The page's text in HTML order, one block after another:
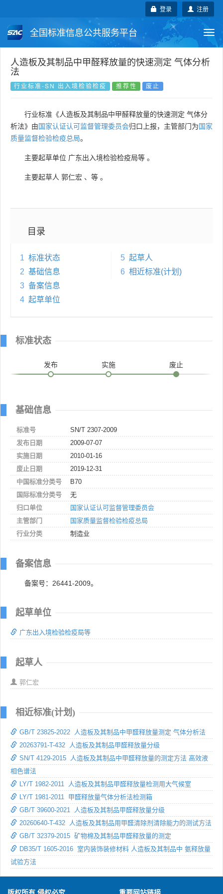
注册
登录
全国标准信息公共服务平台
国家标准 行业标准 地方标准
团体标准 企业标准
国外标准 技术委员会
人造板及其制品中甲醛释放量的快速测定 气体分析
法
行业标准-SN 出入境检验检疫 推荐性 废止
行业标准《人造板及其制品中甲醛释放量的快速测定 气体分
析法》由国家认证认可监督管理委员会归口上报，主管部门为国家
质量监督检验检疫总局。
主要起草单位 广东出入境检验检疫局等 。
主要起草人 郭仁宏 、 等 。
目录
1 标准状态
2 基础信息
3 备案信息
4 起草单位
5 起草人
6 相近标准(计划)
标准状态
发布 实施 废止
基础信息
标准号
SN/T 2307-2009
发布日期
2009-07-07
实施日期
2010-01-16
废止日期
2019-12-31
中国标准分类号
B70
国际标准分类号
无
归口单位
国家认证认可监督管理委员会
主管部门
国家质量监督检验检疫总局
行业分类
制造业
备案信息
备案号：26441-2009。
起草单位
广东出入境检验检疫局等
起草人
郭仁宏
相近标准(计划)
GB/T 23825-2022 人造板及其制品中甲醛释放量测定 气体分析法
20263791-T-432 人造板及其制品甲醛释放量分级
SN/T 4129-2015 人造板及其制品中甲醛释放量的测定方法 高效液
相色谱法
LY/T 1982-2011 人造板及其制品甲醛释放量检测用大气候室
LY/T 1981-2011 甲醛释放量气体分析法检测箱
GB/T 39600-2021 人造板及其制品甲醛释放量分级
20260640-T-432 人造板及其制品用甲醛清除剂清除能力的测试方法
GB/T 32379-2015 矿物棉及其制品甲醛释放量的测定
DB35/T 1605-2016 室内装饰装修材料 人造板及其制品中 氨释放量
试验方法